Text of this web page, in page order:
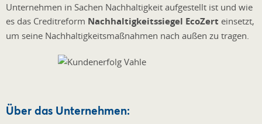
Unternehmen in Sachen Nachhaltigkeit aufgestellt ist und wie
es das Creditreform Nachhaltigkeitssiegel EcoZert einsetzt,
um seine Nachhaltigkeitsmaßnahmen nach außen zu tragen.
Über das Unternehmen: